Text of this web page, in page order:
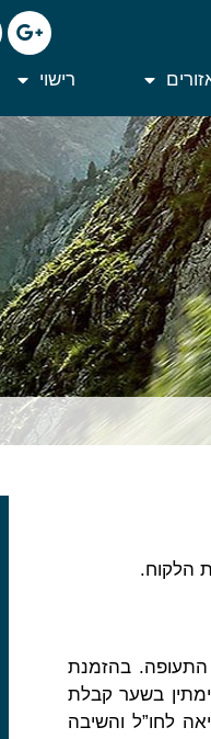
רישוי
הלקוח.
התעופה. בהזמנת
בשער קבלת
לחו”ל והשיבה